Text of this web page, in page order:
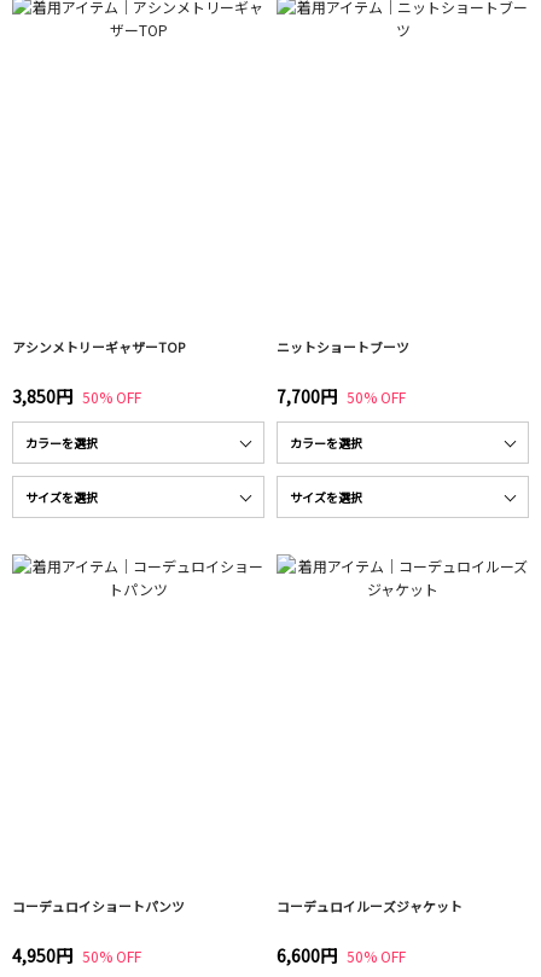
アシンメトリーギャザーTOP
3,850円 50% OFF
ニットショートブーツ
7,700円 50% OFF
コーデュロイショートパンツ
4,950円 50% OFF
コーデュロイルーズジャケット
6,600円 50% OFF